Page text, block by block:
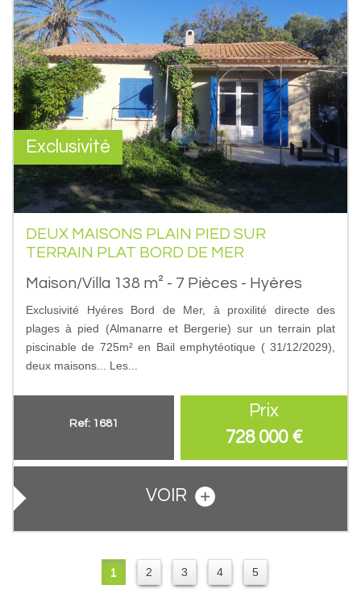
Exclusivité
DEUX MAISONS PLAIN PIED SUR
TERRAIN PLAT BORD DE MER
Maison/Villa 138 m² - 7 Pièces - Hyères
Exclusivité Hyéres Bord de Mer, à proxilité directe des
plages à pied (Almanarre et Bergerie) sur un terrain plat
piscinable de 725m² en Bail emphytéotique ( 31/12/2029),
deux maisons... Les...
Ref: 1681
Prix
728 000 €
VOIR
1 2 3 4 5